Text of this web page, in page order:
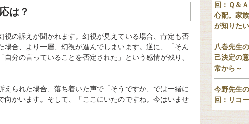
は？
視の訴えが聞かれます。幻視が見えている場合、肯定も否
場合、より一層、幻視が進んでしまいます。逆に、「そん
分の言っていることを否定された」という感情が残り、
られた場合、落ち着いた声で「そうですか、では一緒に
向かいます。そして、「ここにいたのですね。今はいませ
回：Ｑ＆
心配。家
が知りたい
八巻先生
己決定の
常から～
今野先生
回：リコ